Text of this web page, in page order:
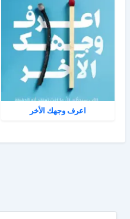
اعرف وجهك الأخر